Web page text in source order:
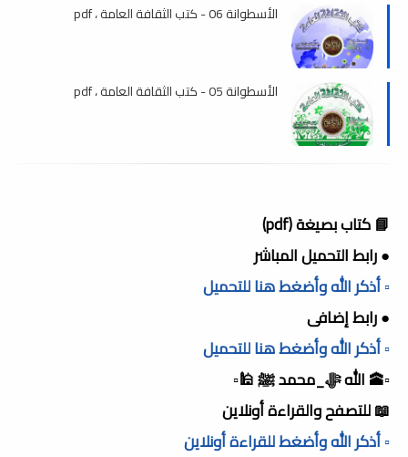
الأسطوانة 06 - كتب الثقافة العامة ، pdf
الأسطوانة 05 - كتب الثقافة العامة ، pdf
📘 كتاب بصيغة (pdf)
● رابط التحميل المباشر
▫️ أذكر الله وأضغط هنا للتحميل
● رابط إضافى
▫️ أذكر الله وأضغط هنا للتحميل
▫️🕋 الله ﷻ_محمد ﷺ 🕌▫️
📖 للتصفح والقراءة أونلاين
▫️ أذكر الله وأضغط للقراءة أونلاين